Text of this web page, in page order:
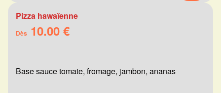
Pizza hawaïenne
Dès 10.00 €
Base sauce tomate, fromage, jambon, ananas